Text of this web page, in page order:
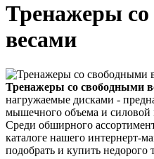
Тренажеры
весами
Тренажеры со свободными
нагружаемые дисками -
мышечного объема и силовой
Среди обширного
каталоге нашего интернерт-
подобрать и купить